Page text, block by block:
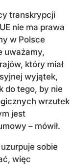
transkrypcji
nie ma prawa
w Polsce
uważamy,
który miał
wyjątek,
do tego, by nie
wrzutek
jest
– mówił.
sobie
więc